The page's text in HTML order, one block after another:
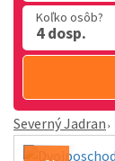
Koľko osôb?
4 dosp.
Severný Jadran